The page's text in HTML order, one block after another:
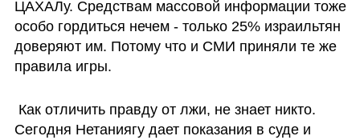
ЦАХАЛу. Средствам массовой информации тоже
особо гордиться нечем - только 25% израильтян
доверяют им. Потому что и СМИ приняли те же
правила игры.
Сегодня Нетаниягу дает показания в суде и